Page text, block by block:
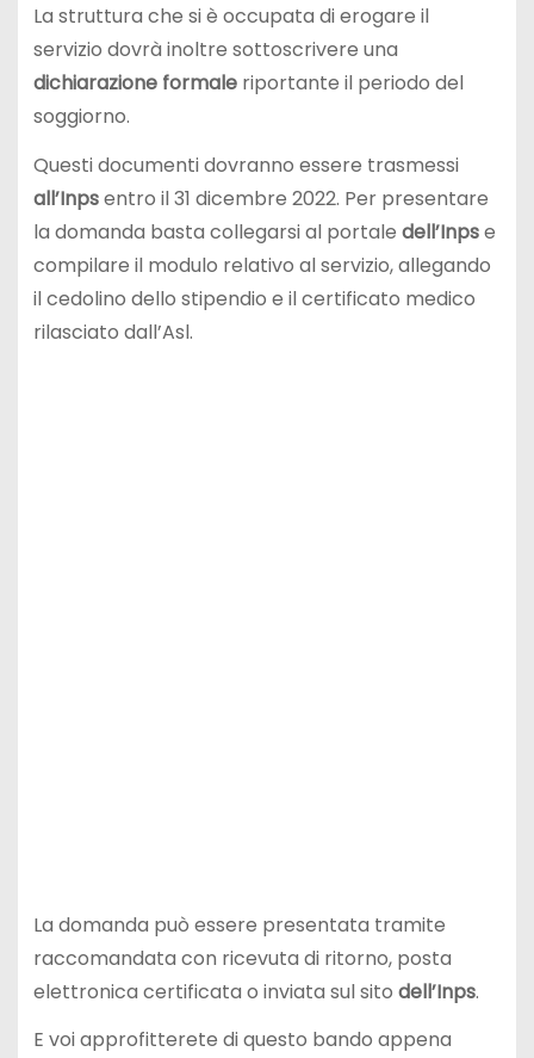
La struttura che si è occupata di erogare il
servizio dovrà inoltre sottoscrivere una
dichiarazione formaleriportante il periodo del
soggiorno.
Questi documenti dovranno essere trasmessi
all’Inpsentro il 31 dicembre 2022. Per presentare
la domanda basta collegarsi al portale dell’Inpse
compilare il modulo relativo al servizio, allegando
il cedolino dello stipendio e il certificato medico
rilasciato dall’Asl.
La domanda può essere presentata tramite
raccomandata con ricevuta di ritorno, posta
elettronica certificata o inviata sul sito dell’Inps.
E voi approfitterete di questo bando appena